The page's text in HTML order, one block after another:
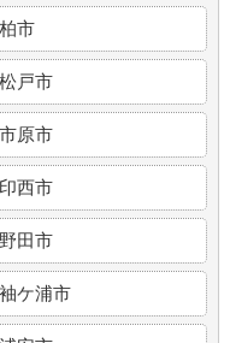
柏市
松戸市
市原市
印西市
野田市
袖ケ浦市